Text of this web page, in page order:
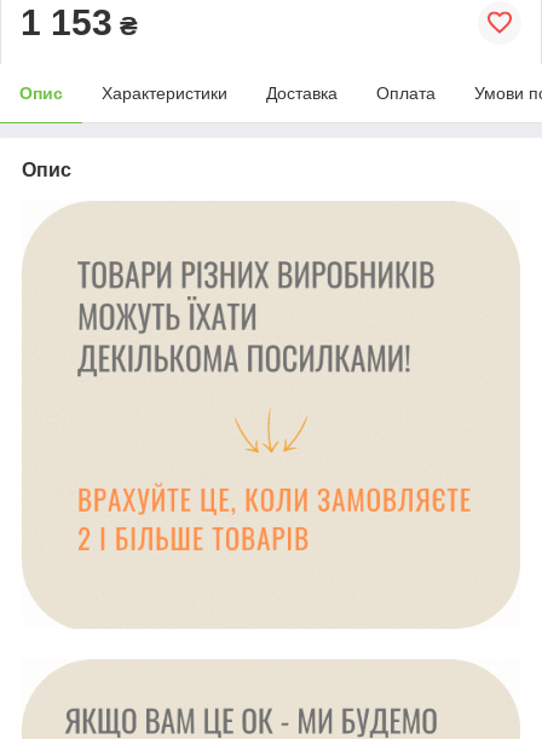
1 153 ₴
Опис Характеристики Доставка Оплата Умови
Опис